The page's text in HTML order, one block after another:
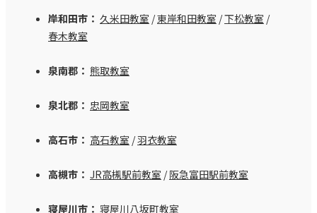
岸和田市： 久米田教室 /東岸和田教室 /下松教室 /
春木教室
泉南郡： 熊取教室
泉北郡： 忠岡教室
高石市： 高石教室 /羽衣教室
高槻市： JR高槻駅前教室 /阪急富田駅前教室
寝屋川市： 寝屋川八坂町教室